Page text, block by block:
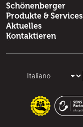
Schönenberger
Produkte & Services
Aktuelles
Kontaktieren